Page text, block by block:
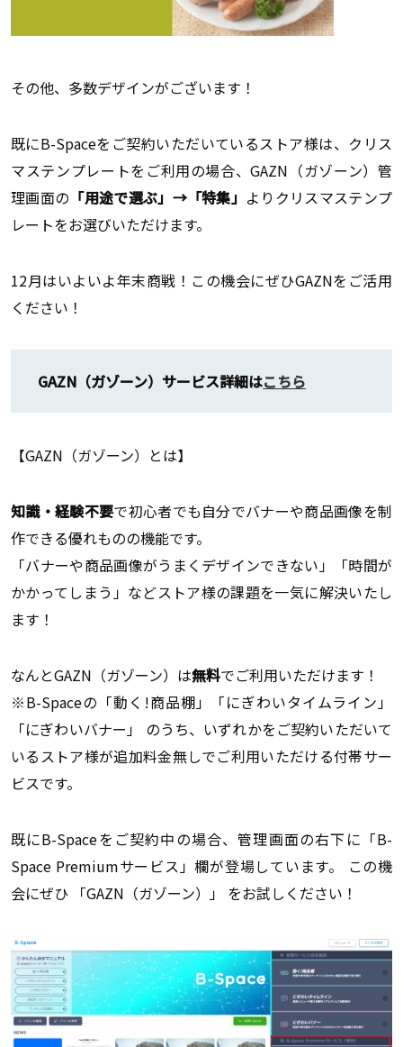
その他、多数デザインがございます！
既にB-Spaceをご契約いただいているストア様は、クリス
マステンプレートをご利用の場合、GAZN（ガゾーン）管
理画面の 「用途で選ぶ」→「特集」 よりクリスマステンプ
レートをお選びいただけます。
12月はいよいよ年末商戦！この機会にぜひGAZNをご活用
ください！
GAZN（ガゾーン）サービス詳細はこちら
【GAZN（ガゾーン）とは】
知識・経験不要で初心者でも自分でバナーや商品画像を制
作できる優れものの機能です。
「バナーや商品画像がうまくデザインできない」「時間が
かかってしまう」などストア様の課題を一気に解決いたし
ます！
なんとGAZN（ガゾーン）は無料でご利用いただけます！
※B-Spaceの「動く!商品棚」「にぎわいタイムライン」
「にぎわいバナー」 のうち、いずれかをご契約いただいて
いるストア様が追加料金無しでご利用いただける付帯サー
ビスです。
既にB-Spaceをご契約中の場合、管理画面の右下に「B-
Space Premiumサービス」欄が登場しています。 この機
会にぜひ 「GAZN（ガゾーン）」 をお試しください！